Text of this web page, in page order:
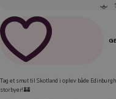
Tag et smut til Skotland i oplev både
storbyer! 🏰